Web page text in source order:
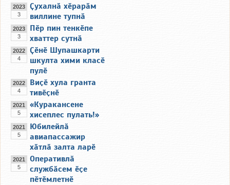
2023
3
Ҫухалнӑ хӗрарӑм
виллине тупнӑ
2023
3
Пӗр пин тенкӗпе
хваттер сутнӑ
2022
4
Ҫӗнӗ Шупашкарти
шкулта хими класӗ
пулӗ
2022
4
Виҫӗ хула гранта
тивӗҫнӗ
2021
5
«Куракансене
хисеплес пулать!»
2021
5
Юбилейлӑ
авиапассажир
хӑтлӑ залта ларӗ
2021
5
Оперативлӑ
службӑсем ӗҫе
пӗтӗмлетнӗ